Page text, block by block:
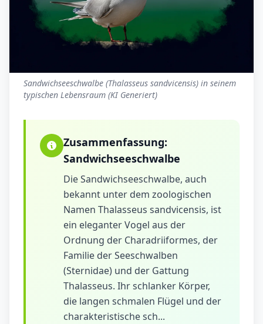
Sandwichseeschwalbe (Thalasseus sandvicensis) in seinem
typischen Lebensraum (KI Generiert)
Zusammenfassung:
Sandwichseeschwalbe
Die Sandwichseeschwalbe, auch
bekannt unter dem zoologischen
Namen Thalasseus sandvicensis, ist
ein eleganter Vogel aus der
Ordnung der Charadriiformes, der
Familie der Seeschwalben
(Sternidae) und der Gattung
Thalasseus. Ihr schlanker Körper,
die langen schmalen Flügel und der
charakteristische sch...